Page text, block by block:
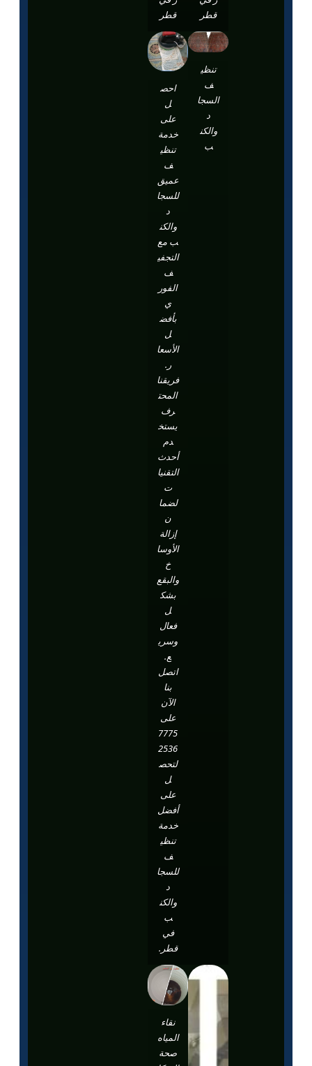
قطر
قطر
تنظي
ف
السجا
والكن
ب
احص
على
خدمة
تنظي
ف
عميق
للسجا
والكن
ب مع
التجفي
ف
الفور
بأفض
الأسعا
فريقنا
المحت
رف
يستخ
دم
أحدث
التقنيا
لضما
إزالة
الأوسا
والبقع
بشك
فعال
وسري
اتصل
الآن
على
7775
2536
لتحص
على
أفضل
خدمة
تنظي
ف
للسجا
والكن
ب
في
قطر.
نقاء
المياه
صحة